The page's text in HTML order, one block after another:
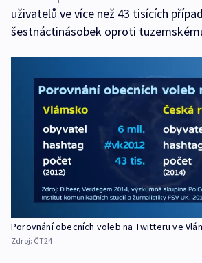
uživatelů ve více než 43 tisících
šestnáctinásobek oproti
Porovnání obecních voleb na Twitteru ve
Zdroj: ČT24